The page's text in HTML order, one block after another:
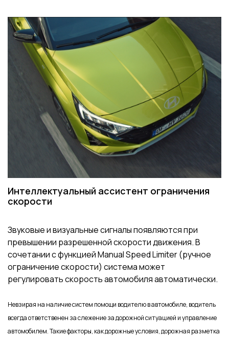
Интеллектуальный ассистент ограничения
скорости
Звуковые и визуальные сигналы появляются при
превышении разрешенной скорости движения. В
сочетании с функцией Manual Speed Limiter (ручное
ограничение скорости) система может
регулировать скорость автомобиля автоматически.
Невзирая на наличие систем помощи водителю в автомобиле, водитель
всегда ответственен за слежение за дорожной ситуацией и управление
автомобилем. Такие факторы, как дорожные условия, дорожная разметка